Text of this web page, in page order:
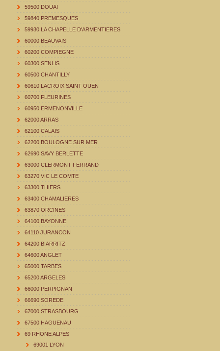
59500 DOUAI
59840 PREMESQUES
59930 LA CHAPELLE D'ARMENTIERES
60000 BEAUVAIS
60200 COMPIEGNE
60300 SENLIS
60500 CHANTILLY
60610 LACROIX SAINT OUEN
60700 FLEURINES
60950 ERMENONVILLE
62000 ARRAS
62100 CALAIS
62200 BOULOGNE SUR MER
62690 SAVY BERLETTE
63000 CLERMONT FERRAND
63270 VIC LE COMTE
63300 THIERS
63400 CHAMALIERES
63870 ORCINES
64100 BAYONNE
64110 JURANCON
64200 BIARRITZ
64600 ANGLET
65000 TARBES
65200 ARGELES
66000 PERPIGNAN
66690 SOREDE
67000 STRASBOURG
67500 HAGUENAU
69 RHONE ALPES
69001 LYON